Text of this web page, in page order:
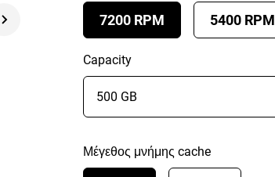
7200 RPM 5400 RPM
Capacity
Μέγεθος μνήμης cache